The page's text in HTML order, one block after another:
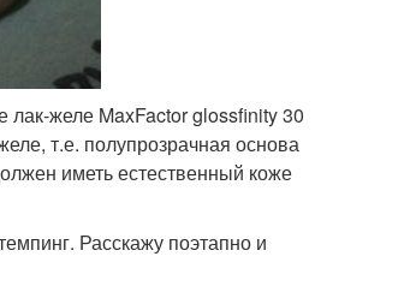
желе MaxFactor glossfinity 30
т.е. полупрозрачная основа
иметь естественный коже
Расскажу поэтапно и